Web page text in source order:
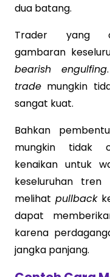
dua batang.
Trader yang
gambaran
bearish engulfing
trade mungkin
sangat kuat.
Bahkan
mungkin tidak
kenaikan untuk
keseluruhan
melihatpullback
dapat
karena
jangka panjang.